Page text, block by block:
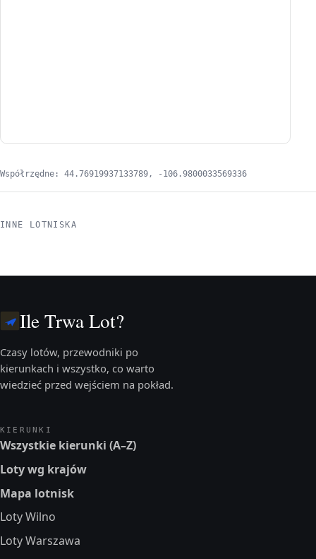
Współrzędne: 44.76919937133789, -106.9800033569336
INNE LOTNISKA
Ile Trwa Lot?
Czasy lotów, przewodniki po
kierunkach i wszystko, co warto
wiedzieć przed wejściem na pokład.
KIERUNKI
Wszystkie kierunki (A–Z)
Loty wg krajów
Mapa lotnisk
Loty Wilno
Loty Warszawa